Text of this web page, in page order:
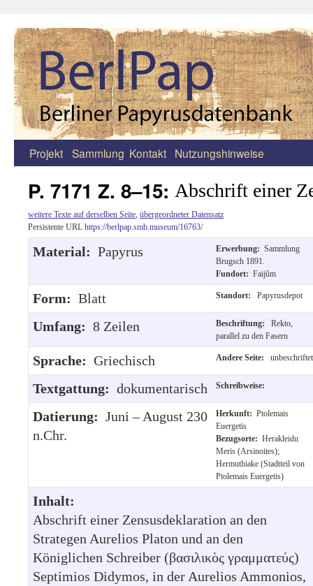
Zum
Projekt Sammlung Kontakt Nutzungshinweise
P. 7171 Z. 8–15: Abschrift einer
weitere Texte auf derselben Seite übergeordneter Datensatz
Persistente URL https://berlpap.smb.museum/16763/
Material: Papyrus Erwerbung: Sammlung
Brugsch 1891.
Fundort: Faijûm
Form: Blatt Standort: Papyrusdepot
Umfang: 8 Zeilen Beschriftung:
Rekto,
parallel zu den Fasern
Sprache: Griechisch Andere Seite: unbeschriftet
Textgattung: dokumentarisch Schreibweise:
Datierung: Juni – August 230
n.Chr.
Herkunft: Ptolemais
Euergetis
Bezugsorte: Herakleidu
Meris (Arsinoites);
Hermuthiake (Stadtteil von
Ptolemais Euergetis)
Inhalt:
Abschrift einer Zensusdeklaration an den
Strategen Aurelios Platon und an den
Königlichen Schreiber (βασιλικὸς γραμματεύς)
Septimios Didymos, in der Aurelios Ammonios,